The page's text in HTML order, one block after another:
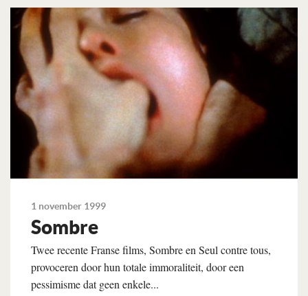
Lees verder
1 november 1999
Sombre
Twee recente Franse films, Sombre en Seul contre tous,
provoceren door hun totale immoraliteit, door een
pessimisme dat geen enkele...